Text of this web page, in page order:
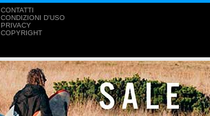
CONTATTI
CONDIZIONI D'USO
PRIVACY
COPYRIGHT